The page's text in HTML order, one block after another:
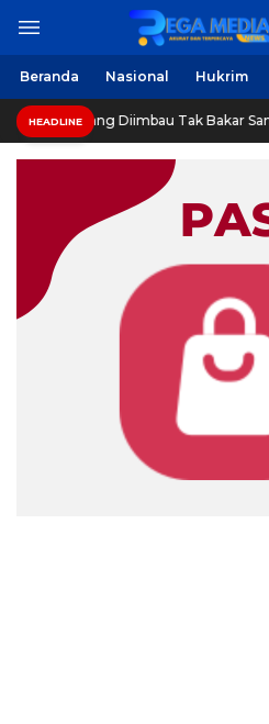
Beranda Nasional Hukrim
HEADLINE
Diimbau Tak Bakar Sampah